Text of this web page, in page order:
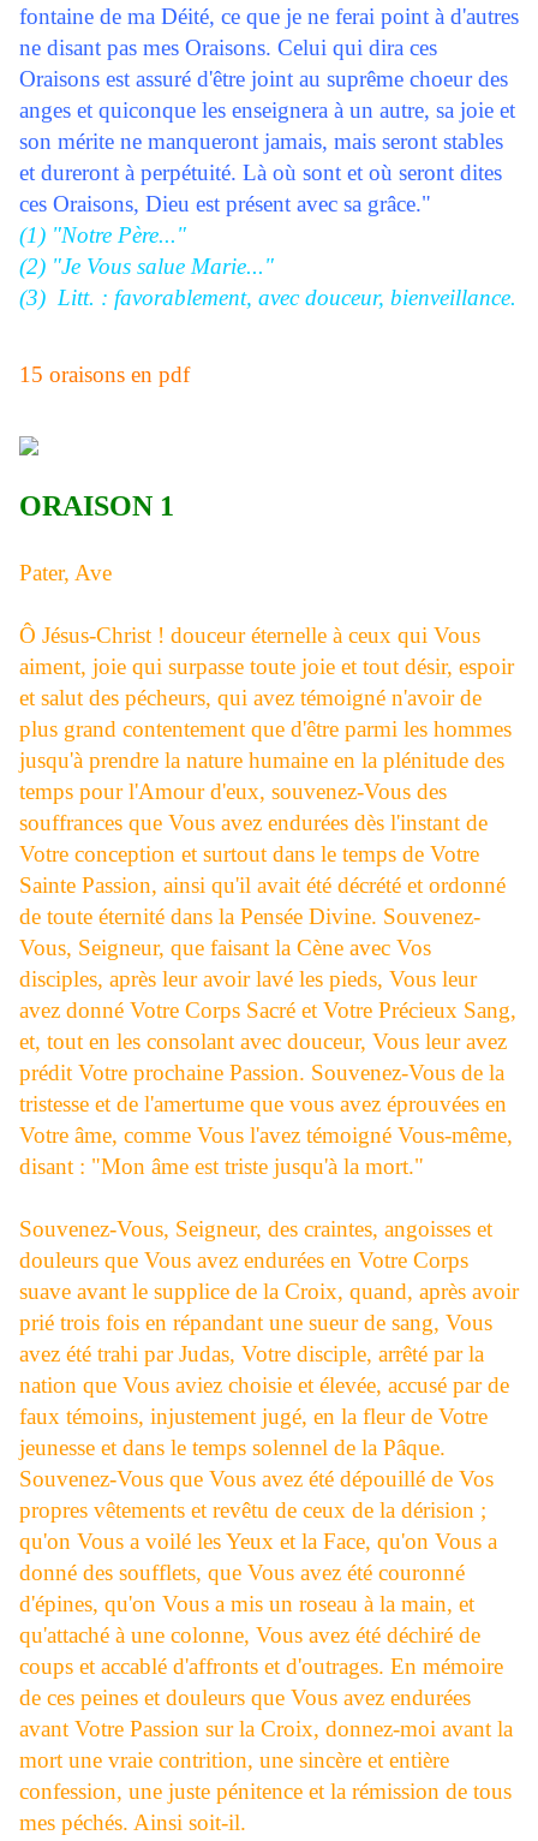
fontaine de ma Déité, ce que je ne ferai point à d'autres
ne disant pas mes Oraisons. Celui qui dira ces
Oraisons est assuré d'être joint au suprême choeur des
anges et quiconque les enseignera à un autre, sa joie et
son mérite ne manqueront jamais, mais seront stables
et dureront à perpétuité. Là où sont et où seront dites
ces Oraisons, Dieu est présent avec sa grâce."
(1) "Notre Père..."
(2) "Je Vous salue Marie..."
(3) Litt. : favorablement, avec douceur, bienveillance.
15 oraisons en pdf
ORAISON 1
Pater, Ave
Ô Jésus-Christ ! douceur éternelle à ceux qui Vous
aiment, joie qui surpasse toute joie et tout désir, espoir
et salut des pécheurs, qui avez témoigné n'avoir de
plus grand contentement que d'être parmi les hommes
jusqu'à prendre la nature humaine en la plénitude des
temps pour l'Amour d'eux, souvenez-Vous des
souffrances que Vous avez endurées dès l'instant de
Votre conception et surtout dans le temps de Votre
Sainte Passion, ainsi qu'il avait été décrété et ordonné
de toute éternité dans la Pensée Divine. Souvenez-
Vous, Seigneur, que faisant la Cène avec Vos
disciples, après leur avoir lavé les pieds, Vous leur
avez donné Votre Corps Sacré et Votre Précieux Sang,
et, tout en les consolant avec douceur, Vous leur avez
prédit Votre prochaine Passion. Souvenez-Vous de la
tristesse et de l'amertume que vous avez éprouvées en
Votre âme, comme Vous l'avez témoigné Vous-même,
disant : "Mon âme est triste jusqu'à la mort."
Souvenez-Vous, Seigneur, des craintes, angoisses et
douleurs que Vous avez endurées en Votre Corps
suave avant le supplice de la Croix, quand, après avoir
prié trois fois en répandant une sueur de sang, Vous
avez été trahi par Judas, Votre disciple, arrêté par la
nation que Vous aviez choisie et élevée, accusé par de
faux témoins, injustement jugé, en la fleur de Votre
jeunesse et dans le temps solennel de la Pâque.
Souvenez-Vous que Vous avez été dépouillé de Vos
propres vêtements et revêtu de ceux de la dérision ;
qu'on Vous a voilé les Yeux et la Face, qu'on Vous a
donné des soufflets, que Vous avez été couronné
d'épines, qu'on Vous a mis un roseau à la main, et
qu'attaché à une colonne, Vous avez été déchiré de
coups et accablé d'affronts et d'outrages. En mémoire
de ces peines et douleurs que Vous avez endurées
avant Votre Passion sur la Croix, donnez-moi avant la
mort une vraie contrition, une sincère et entière
confession, une juste pénitence et la rémission de tous
mes péchés. Ainsi soit-il.